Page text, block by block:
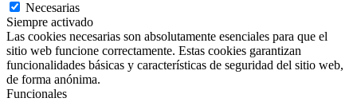
Necesarias
Siempre activado
Las cookies necesarias son absolutamente esenciales para que el
sitio web funcione correctamente. Estas cookies garantizan
funcionalidades básicas y características de seguridad del sitio web,
de forma anónima.
Funcionales